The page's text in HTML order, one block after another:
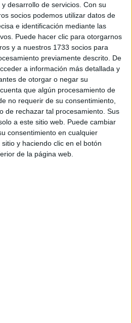
desarrollo de servicios. Con su
socios podemos utilizar datos de
e identificación mediante las
Puede hacer clic para otorgarnos
y a nuestros 1733 socios para
previamente descrito. De
a información más detallada y
de otorgar o negar su
que algún procesamiento de
no requerir de su consentimiento,
de rechazar tal procesamiento. Sus
a este sitio web. Puede cambiar
consentimiento en cualquier
y haciendo clic en el botón
de la página web.
de Vox haya negado
porque sí es cierto que tuve
hemos llegado a comer
la política. Ceuta es pequeña,
no sé qué decir ante eso y
tiene que contestar él. Me
ese cambio,